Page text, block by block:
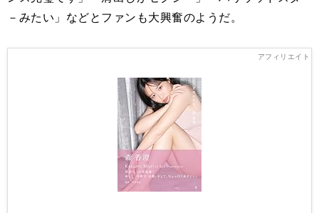
－みたい」などとファンも大興奮のようだ。